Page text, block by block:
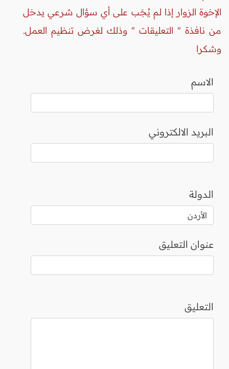
الإخوة الزوار إذا لم يُجَب على أي سؤال شرعي يدخل
من نافذة " التعليقات " وذلك لغرض تنظيم العمل.
وشكرا
الاسم
البريد الالكتروني
الدولة
عنوان التعليق
التعليق